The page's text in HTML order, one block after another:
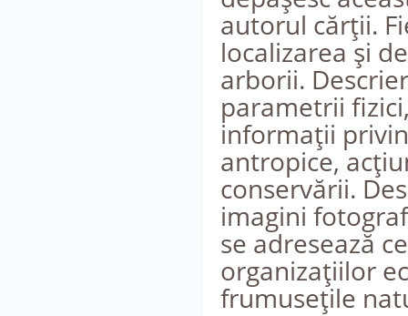
autorul cărţii.
localizarea şi
arborii.
parametrii
informaţii
antropice,
conservării.
imagini
se adresează
organizaţiilor
frumuseţile